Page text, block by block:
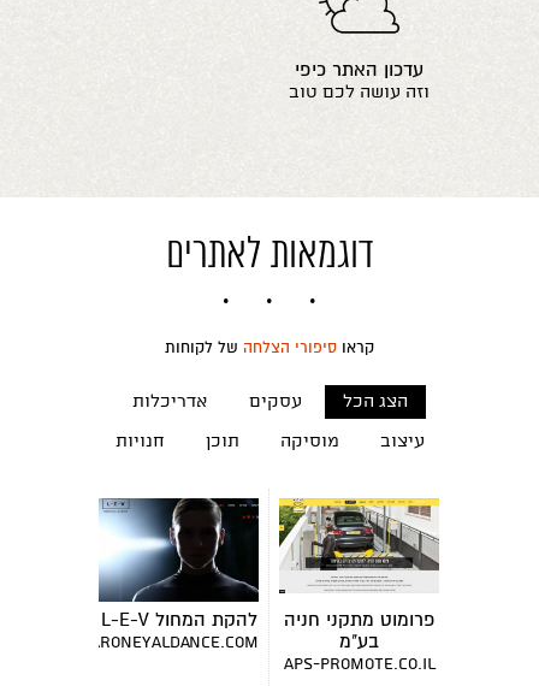
עדכון האתר כיפי
וזה עושה לכם טוב
דוגמאות לאתרים
קראו סיפורי הצלחה של לקוחות
הצג הכל עסקים
אדריכלות
עיצוב
מוסיקה תוכן חנויות
פרומוט מתקני חניה
בע"מ
aps-promote.co.il
להקת המחול L-E-V
www.sharoneyaldance.com